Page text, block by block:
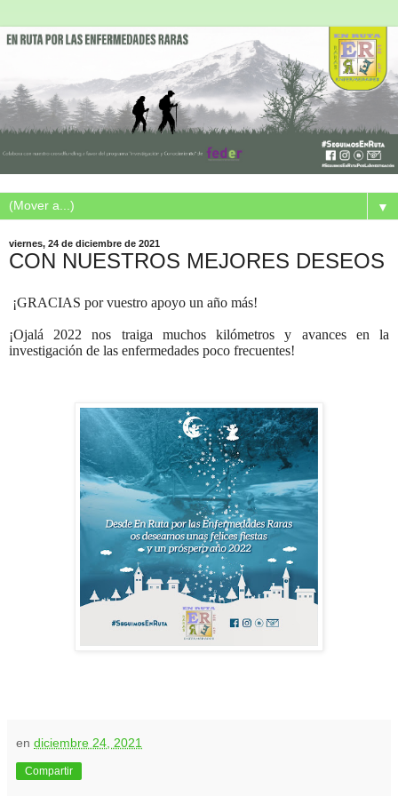
▼
viernes, 24 de diciembre de 2021
CON NUESTROS MEJORES DESEOS
¡GRACIAS por vuestro apoyo un año más!
¡Ojalá 2022 nos traiga muchos kilómetros y avances en la
investigación de las enfermedades poco frecuentes!
en diciembre 24, 2021
Compartir